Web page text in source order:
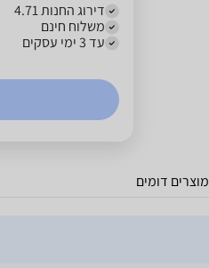
דירוג החנות 4.71
משלוח חינם
עד 3 ימי עסקים
מוצרים דומים